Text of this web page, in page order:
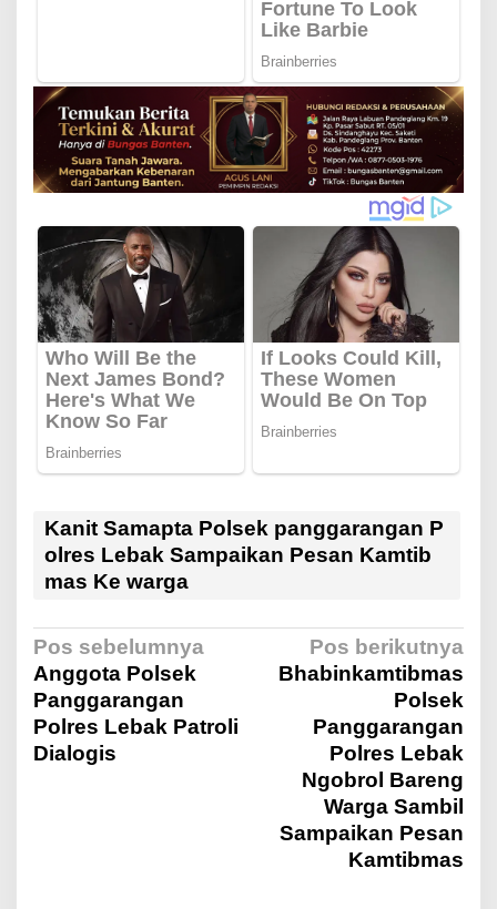
Kanit Samapta Polsek panggarangan P
olres Lebak Sampaikan Pesan Kamtib
mas Ke warga
N
a
Pos sebelumnya
Anggota Polsek
Panggarangan
Polres Lebak Patroli
Dialogis
Pos berikutnya
Bhabinkamtibmas
Polsek
Panggarangan
Polres Lebak
Ngobrol Bareng
Warga Sambil
Sampaikan Pesan
Kamtibmas